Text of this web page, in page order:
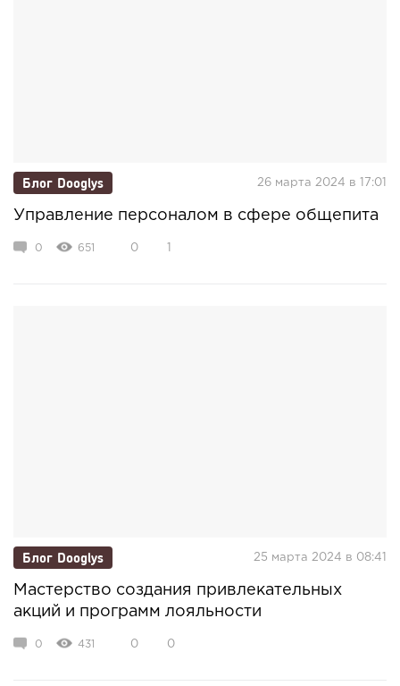
Блог Dooglys 26 марта 2024 в 17:01
Управление персоналом в сфере общепита
0 651 0
Блог Dooglys 25 марта 2024 в 08:41
Мастерство создания привлекательных
акций и программ лояльности
0 431 0 0